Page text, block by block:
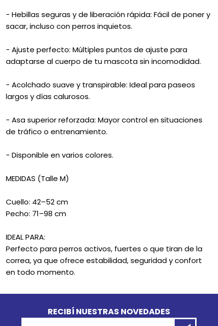
- Hebillas seguras y de liberación rápida: Fácil de poner y
sacar, incluso con perros inquietos.
- Ajuste perfecto: Múltiples puntos de ajuste para
adaptarse al cuerpo de tu mascota sin incomodidad.
- Acolchado suave y transpirable: Ideal para paseos
largos y días calurosos.
- Asa superior reforzada: Mayor control en situaciones
de tráfico o entrenamiento.
- Disponible en varios colores.
MEDIDAS (Talle M)
Cuello: 42–52 cm
Pecho: 71–98 cm
IDEAL PARA:
Perfecto para perros activos, fuertes o que tiran de la
correa, ya que ofrece estabilidad, seguridad y confort
en todo momento.
RECIBÍ NUESTRAS NOVEDADES